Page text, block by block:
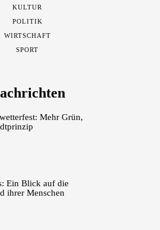
KULTUR
POLITIK
WIRTSCHAFT
SPORT
Mehr Grün,
Ein Blick auf die
ihrer Menschen